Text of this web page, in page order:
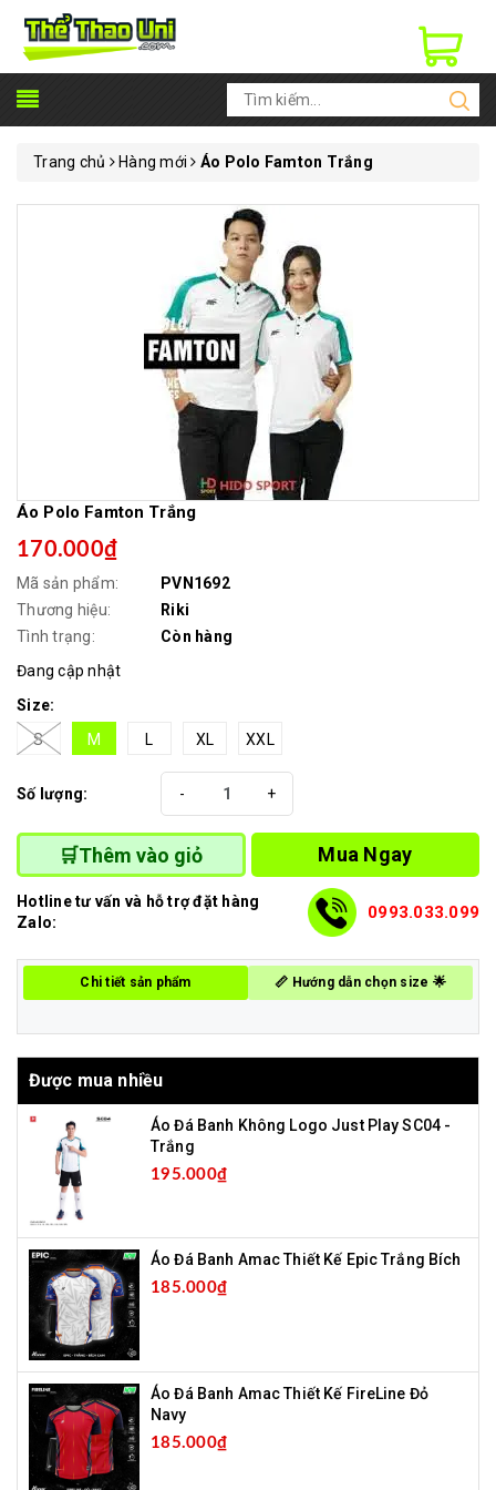
Trang chủ Hàng mới Áo Polo Famton Trắng
Áo Polo Famton Trắng
170.000₫
Mã sản phẩm:
PVN1692
Thương hiệu:
Riki
Tình trạng:
Còn hàng
Đang cập nhật
Size:
S
M L XL XXL
Số lượng: +
-
🛒Thêm vào giỏ Mua Ngay
Hotline tư vấn và hỗ trợ đặt hàng
Zalo:
0993.033.099
Chi tiết sản phẩm 📏 Hướng dẫn chọn size 🌟
Được mua nhiều
Áo Đá Banh Không Logo Just Play SC04 -
Trắng
195.000₫
Áo Đá Banh Amac Thiết Kế Epic Trắng Bích
185.000₫
Áo Đá Banh Amac Thiết Kế FireLine Đỏ
Navy
185.000₫